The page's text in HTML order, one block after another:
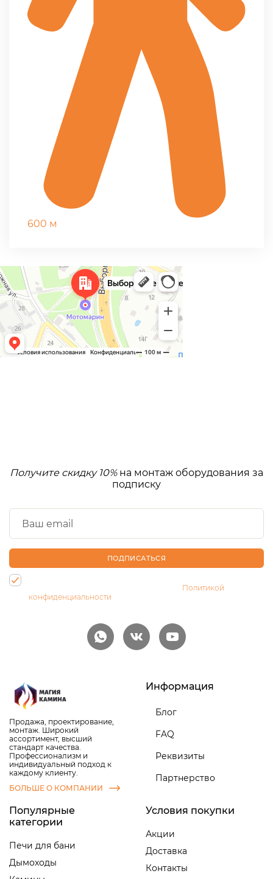
600 м
Получите скидку 10%на монтаж оборудования за
подписку
ПОДПИСАТЬСЯ
Политикой
конфиденциальности
Продажа, проектирование,
монтаж. Широкий
ассортимент, высший
стандарт качества.
Профессионализм и
индивидуальный подход к
каждому клиенту.
БОЛЬШЕ О КОМПАНИИ
Информация
Блог
FAQ
Реквизиты
Партнерство
Популярные
категории
Печи для бани
Дымоходы
Условия покупки
Акции
Доставка
Контакты